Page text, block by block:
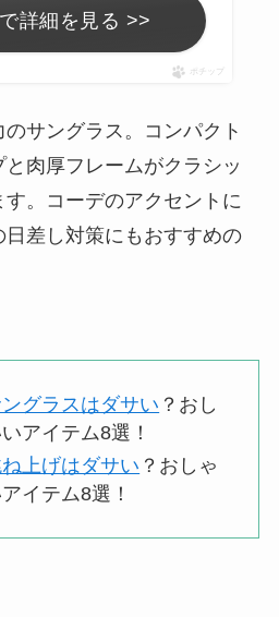
詳細を見る >>
ポチップ
サングラス。コンパクト
肉厚フレームがクラシッ
。コーデのアクセントに
差し対策にもおすすめの
グラスはダサい ？おし
アイテム8選！
上げはダサい ？おしゃ
イテム8選！